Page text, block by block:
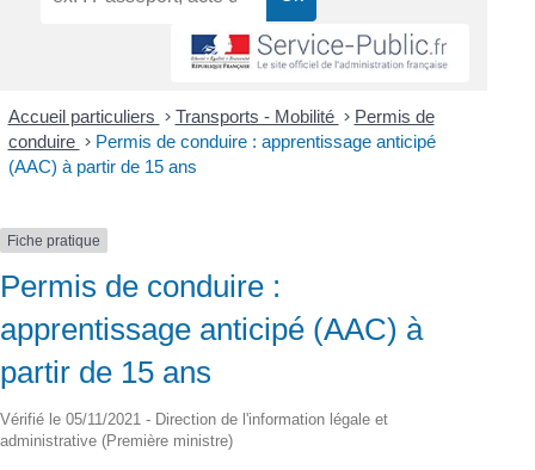
Accueil particuliers > Transports - Mobilité > Permis de
conduire > Permis de conduire : apprentissage anticipé
(AAC) à partir de 15 ans
Fiche pratique
Permis de conduire :
apprentissage anticipé (AAC) à
partir de 15 ans
Vérifié le 05/11/2021 - Direction de l'information légale et
administrative (Première ministre)